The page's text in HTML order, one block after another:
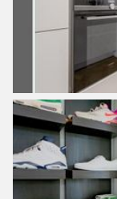
to the
is equipped
with
fridge, a
and a
can be
are two
room. The two
with a
view of the